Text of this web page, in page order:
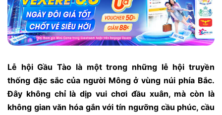
Lễ hội Gầu Tào là một trong những lễ hội truyền
thống đặc sắc của người Mông ở vùng núi phía Bắc.
Đây không chỉ là dịp vui chơi đầu xuân, mà còn là
không gian văn hóa gắn với tín ngưỡng cầu phúc, cầu